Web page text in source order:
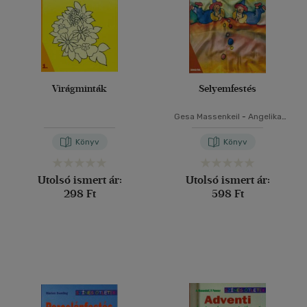
Virágminták
Könyv
Utolsó ismert ár:
298 Ft
Selyemfestés
Gesa Massenkeil - Angelika
Könyv
Utolsó ismert ár:
598 Ft